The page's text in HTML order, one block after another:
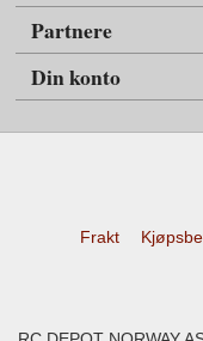
Partnere
Din konto
Frakt